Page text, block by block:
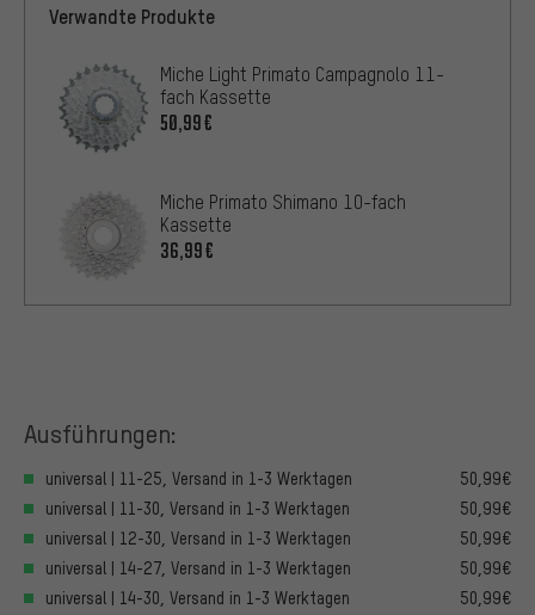
Verwandte Produkte
Miche Light Primato Campagnolo 11-
fach Kassette
50,99€
Miche Primato Shimano 10-fach
Kassette
36,99€
Ausführungen:
universal | 11-25, Versand in 1-3 Werktagen
50,99€
universal | 11-30, Versand in 1-3 Werktagen
50,99€
universal | 12-30, Versand in 1-3 Werktagen
50,99€
universal | 14-27, Versand in 1-3 Werktagen
50,99€
universal | 14-30, Versand in 1-3 Werktagen
50,99€